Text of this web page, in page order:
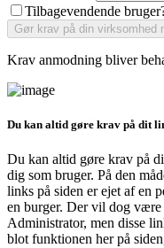
Tilbagevendende
Krav anmodning bliver
Du kan altid gøre krav på dit
Du kan altid gøre krav på
dig som bruger. På den
links på siden er ejet af en
en burger. Der vil dog være
Administrator, men disse
blot funktionen her på